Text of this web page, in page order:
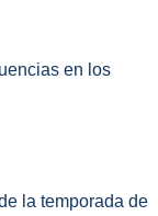
en los
la temporada de